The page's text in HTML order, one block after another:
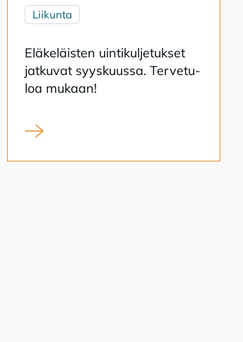
on alkanut
Liikunta
Elä­ke­läis­ten uin­ti­kul­je­tuk­set
jat­ku­vat syys­kuus­sa. Ter­ve­tu­
loa mu­kaan!
Eläkeläisten uimahallikuljetukset syksy